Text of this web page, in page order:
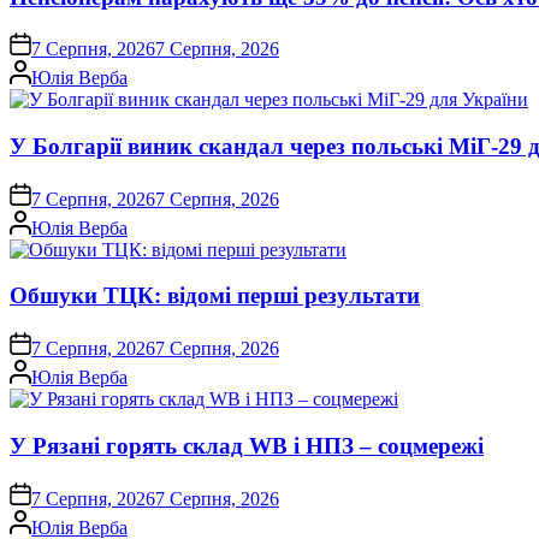
on 7 Серпня, 20267 Серпня, 2026
Опубліковано
Юлія Верба
У Болгарії виник скандал через польські МіГ-29
on 7 Серпня, 20267 Серпня, 2026
Опубліковано
Юлія Верба
Обшуки ТЦК: відомі перші результати
on 7 Серпня, 20267 Серпня, 2026
Опубліковано
Юлія Верба
У Рязані горять склад WB і НПЗ – соцмережі
on 7 Серпня, 20267 Серпня, 2026
Опубліковано
Юлія Верба